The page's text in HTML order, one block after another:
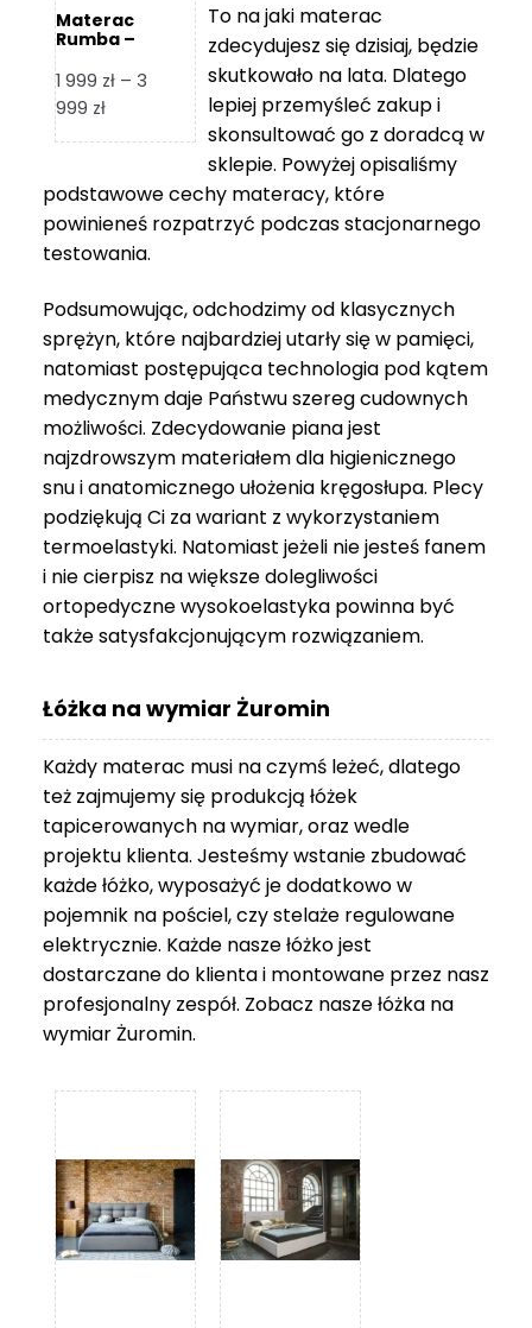
Materac
Rumba –
1 999 zł – 3
999 złZakres
1
999 zł
do
To na jaki materac
zdecydujesz się dzisiaj, będzie
skutkowało na lata. Dlatego
lepiej przemyśleć zakup i
skonsultować go z doradcą w
sklepie. Powyżej opisaliśmy
podstawowe cechy materacy, które
powinieneś rozpatrzyć podczas stacjonarnego
testowania.
Podsumowując, odchodzimy od klasycznych
sprężyn, które najbardziej utarły się w pamięci,
natomiast postępująca technologia pod kątem
medycznym daje Państwu szereg cudownych
możliwości. Zdecydowanie piana jest
najzdrowszym materiałem dla higienicznego
snu i anatomicznego ułożenia kręgosłupa. Plecy
podziękują Ci za wariant z wykorzystaniem
termoelastyki. Natomiast jeżeli nie jesteś fanem
i nie cierpisz na większe dolegliwości
ortopedyczne wysokoelastyka powinna być
także satysfakcjonującym rozwiązaniem.
Łóżka na wymiar Żuromin
Każdy materac musi na czymś leżeć, dlatego
też zajmujemy się produkcją łóżek
tapicerowanych na wymiar, oraz wedle
projektu klienta. Jesteśmy wstanie zbudować
każde łóżko, wyposażyć je dodatkowo w
pojemnik na pościel, czy stelaże regulowane
elektrycznie. Każde nasze łóżko jest
dostarczane do klienta i montowane przez nasz
profesjonalny zespół. Zobacz naszełóżka na
wymiar Żuromin.